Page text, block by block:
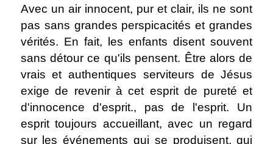
Avec un air innocent, pur et clair, ils ne sont
pas sans grandes perspicacités et grandes
vérités. En fait, les enfants disent souvent
sans détour ce qu'ils pensent. Être alors de
vrais et authentiques serviteurs de Jésus
exige de revenir à cet esprit de pureté et
d'innocence d'esprit., pas de l'esprit. Un
esprit toujours accueillant, avec un regard
sur les événements qui se produisent, qui